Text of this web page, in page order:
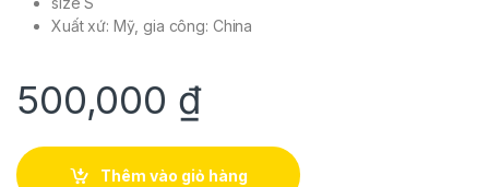
Xuất xứ: Mỹ, gia công: China
500,000 ₫
Thêm vào giỏ hàng